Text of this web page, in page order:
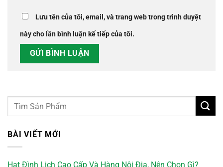
Lưu tên của tôi, email, và trang web trong trình duyệt
này cho lần bình luận kế tiếp của tôi.
BÀI VIẾT MỚI
Hạt Đình Lịch Cao Cấp Và Hàng Nội Địa, Nên Chọn Gì?